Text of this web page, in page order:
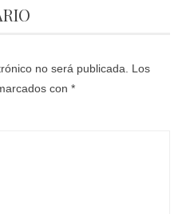
no será publicada.
Los
con *